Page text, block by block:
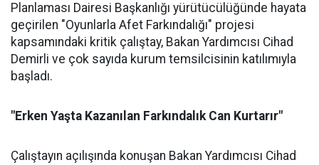
Planlaması Dairesi Başkanlığı yürütücülüğünde hayata
geçirilen "Oyunlarla Afet Farkındalığı" projesi
kapsamındaki kritik çalıştay, Bakan Yardımcısı Cihad
Demirli ve çok sayıda kurum temsilcisinin katılımıyla
başladı.
"Erken Yaşta Kazanılan Farkındalık Can Kurtarır"
Çalıştayın açılışında konuşan Bakan Yardımcısı Cihad